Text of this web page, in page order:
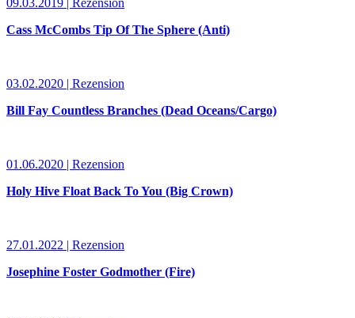
09.03.2019 | Rezension
Cass McCombs Tip Of The Sphere (Anti)
03.02.2020 | Rezension
Bill Fay Countless Branches (Dead Oceans/Cargo)
01.06.2020 | Rezension
Holy Hive Float Back To You (Big Crown)
27.01.2022 | Rezension
Josephine Foster Godmother (Fire)